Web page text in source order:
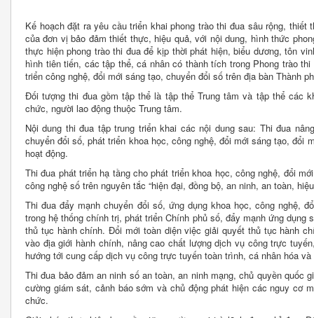
Kế hoạch đặt ra yêu cầu triển khai phong trào thi đua sâu rộng,
của đơn vị bảo đảm thiết thực, hiệu quả, với nội dung, hình thức
thực hiện phong trào thi đua để kịp thời phát hiện, biểu dương, tôn
hình tiên tiến, các tập thể, cá nhân có thành tích trong Phong trào
triển công nghệ, đổi mới sáng tạo, chuyển đổi số trên địa bàn Thành
Đối tượng thi đua gồm tập thể là tập thể Trung tâm và tập thể các
chức, người lao động thuộc Trung tâm.
Nội dung thi đua tập trung triển khai các nội dung sau: Thi đua
chuyển đổi số, phát triển khoa học, công nghệ, đổi mới sáng tạo, đổi
hoạt động.
Thi đua phát triển hạ tầng cho phát triển khoa học, công nghệ, đổi
công nghệ số trên nguyên tắc “hiện đại, đồng bộ, an ninh, an toàn,
Thi đua đẩy mạnh chuyển đổi số, ứng dụng khoa học, công nghệ,
trong hệ thống chính trị, phát triển Chính phủ số, đẩy mạnh ứng
thủ tục hành chính. Đổi mới toàn diện việc giải quyết thủ tục hành
vào địa giới hành chính, nâng cao chất lượng dịch vụ công trực
hướng tới cung cấp dịch vụ công trực tuyến toàn trình, cá nhân hóa
Thi đua bảo đảm an ninh số an toàn, an ninh mạng, chủ quyền quốc
cường giám sát, cảnh báo sớm và chủ động phát hiện các nguy cơ
chức.